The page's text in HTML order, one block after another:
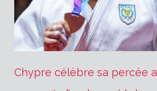
Chypre célèbre sa percée